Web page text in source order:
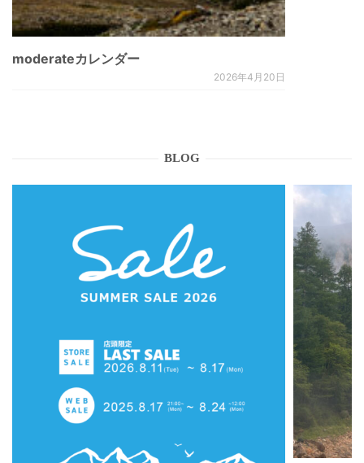
moderateカレンダー
2026年4月20日
BLOG